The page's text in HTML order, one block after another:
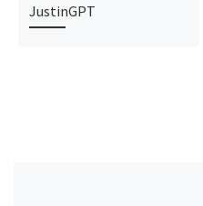
JustinGPT